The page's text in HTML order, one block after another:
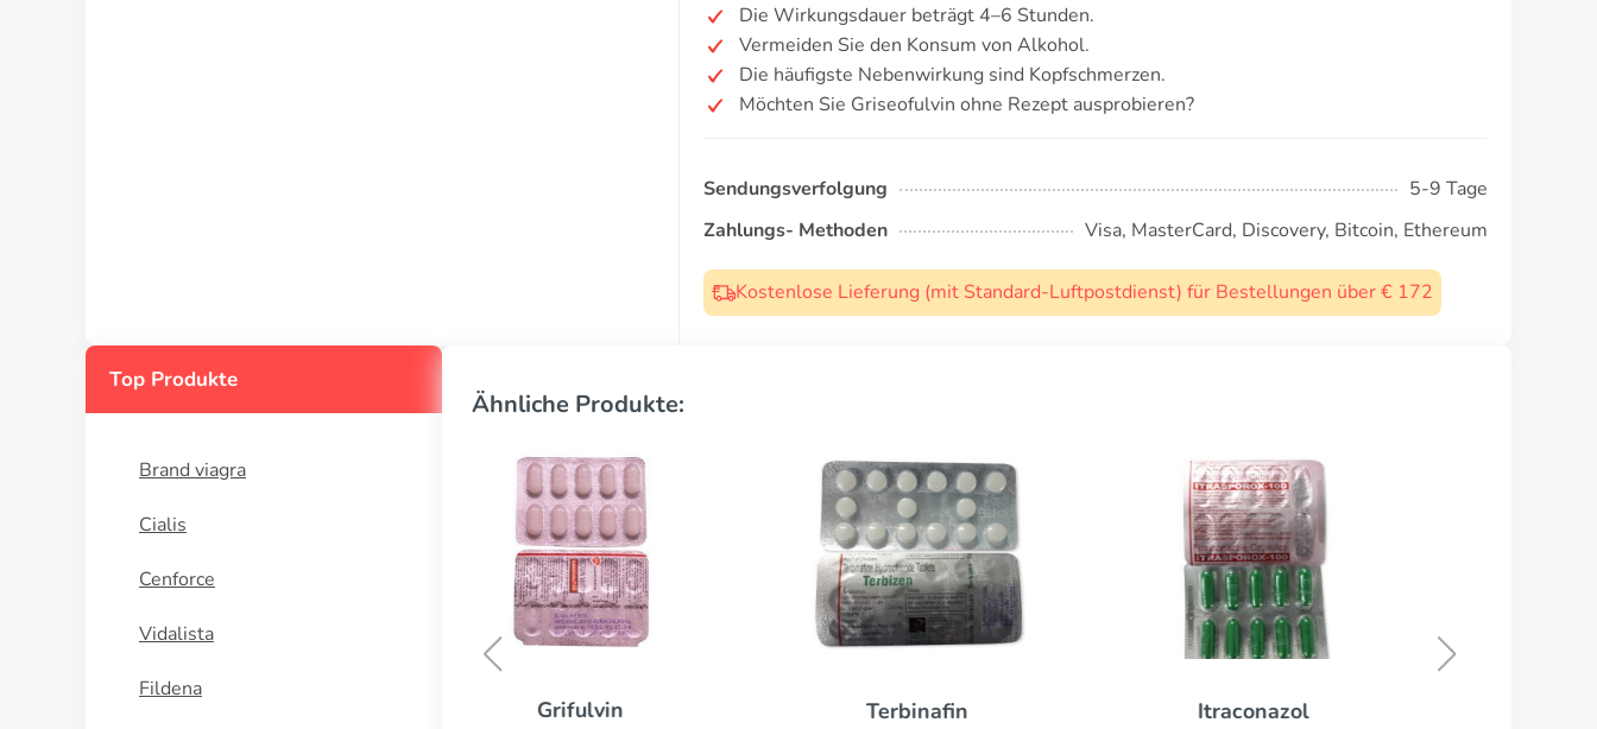
Die Wirkungsdauer beträgt 4–6 Stunden.
Vermeiden Sie den Konsum von Alkohol.
Die häufigste Nebenwirkung sind Kopfschmerzen.
Möchten Sie Griseofulvin ohne Rezept ausprobieren?
Sendungsverfolgung
5-9 Tage
Zahlungs- Methoden
Visa, MasterCard, Discovery, Bitcoin, Ethereum
Kostenlose Lieferung (mit Standard-Luftpostdienst) für Bestellungen über € 172
Top Produkte
Brand viagra
Cialis
Cenforce
Vidalista
Fildena
Ähnliche Produkte:
Terbinafin Itraconazol
Lotrisone
KAUFEN